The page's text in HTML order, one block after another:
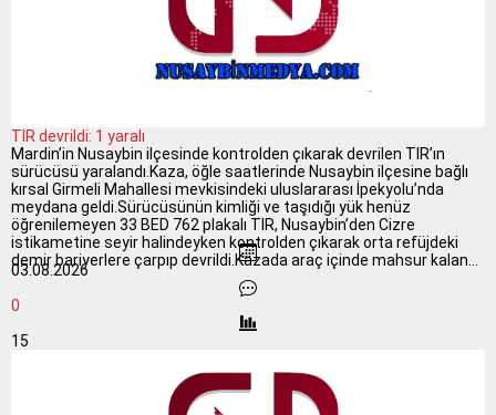
TIR devrildi: 1 yaralı
Mardin’in Nusaybin ilçesinde kontrolden çıkarak devrilen TIR’ın
sürücüsü yaralandı.Kaza, öğle saatlerinde Nusaybin ilçesine bağlı
kırsal Girmeli Mahallesi mevkisindeki uluslararası İpekyolu’nda
meydana geldi.Sürücüsünün kimliği ve taşıdığı yük henüz
öğrenilemeyen 33 BED 762 plakalı TIR, Nusaybin’den Cizre
istikametine seyir halindeyken kontrolden çıkarak orta refüjdeki
demir bariyerlere çarpıp devrildi.Kazada araç içinde mahsur kalan...
03.08.2026
0
15